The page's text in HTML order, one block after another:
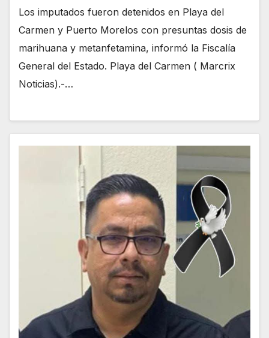
Los imputados fueron detenidos en Playa del
Carmen y Puerto Morelos con presuntas dosis de
marihuana y metanfetamina, informó la Fiscalía
General del Estado. Playa del Carmen ( Marcrix
Noticias).-…